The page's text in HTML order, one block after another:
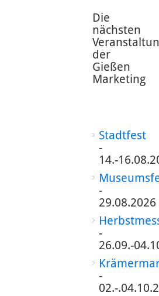
Die
nächsten
der
Gießen
Marketing
Stadtfest
-
14.-
-
29.08.2026
-
26.09.-
-
02.-